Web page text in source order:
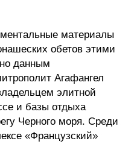
материалы
обетов этими
данным
Агафангел
элитной
и базы отдыха
Черного моря. Среди
«Французский»